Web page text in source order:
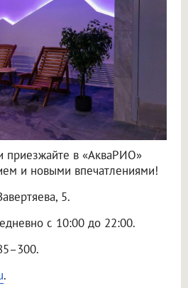
приезжайте в «АкваРИО»
и новыми впечатлениями!
5.
с 10:00 до 22:00.
.